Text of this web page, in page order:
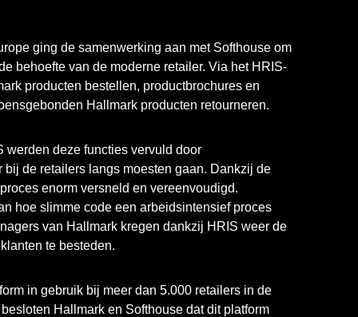
ging de samenwerking aan met Softhouse om
behoefte van de moderne retailer. Via het HRIS-
producten bestellen, productbrochures en
Hallmark producten retourneren.
werden deze functies vervuld door
de retailers langs moesten gaan. Dankzij de
enorm versneld en vereenvoudigd.
hoe slimme code een arbeidsintensief proces
van Hallmark kregen dankzij HRIS weer de
te besteden.
in gebruik bij meer dan 5.000 retailers in de
Hallmark en Softhouse dat dit platform